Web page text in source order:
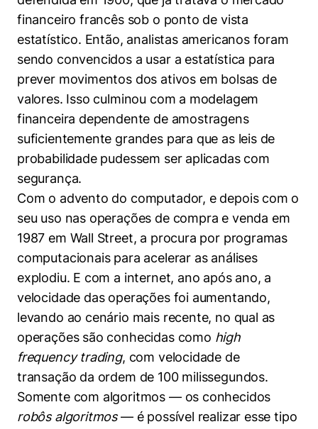
financeiro francês sob o ponto de vista
estatístico. Então, analistas americanos foram
sendo convencidos a usar a estatística para
prever movimentos dos ativos em bolsas de
valores. Isso culminou com a modelagem
financeira dependente de amostragens
suficientemente grandes para que as leis de
probabilidade pudessem ser aplicadas com
segurança.
Com o advento do computador, e depois com o
seu uso nas operações de compra e venda em
1987 em Wall Street, a procura por programas
computacionais para acelerar as análises
explodiu. E com a internet, ano após ano, a
velocidade das operações foi aumentando,
levando ao cenário mais recente, no qual as
operações são conhecidas como high
frequency trading, com velocidade de
transação da ordem de 100 milissegundos.
Somente com algoritmos — os conhecidos
robôs algoritmos— é possível realizar esse tipo